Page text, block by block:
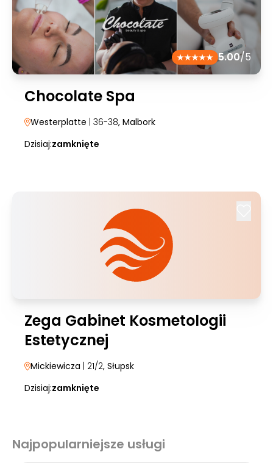
5.00/5
Chocolate Spa
Westerplatte | 36-38, Malbork
Dzisiaj:zamknięte
Zega Gabinet Kosmetologii
Estetycznej
Mickiewicza | 21/2, Słupsk
Dzisiaj:zamknięte
Najpopularniejsze usługi